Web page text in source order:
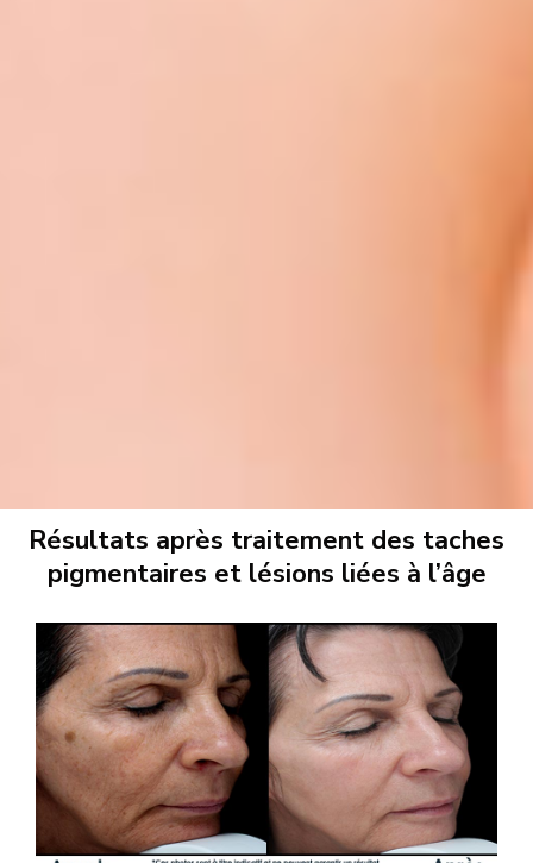
Résultats après traitement des taches
pigmentaires et lésions liées à l’âge